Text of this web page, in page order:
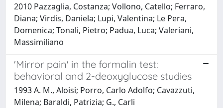
2010 Pazzaglia, Costanza; Vollono, Catello; Ferraro,
Diana; Virdis, Daniela; Lupi, Valentina; Le Pera,
Domenica; Tonali, Pietro; Padua, Luca; Valeriani,
Massimiliano
'Mirror pain' in the formalin test:
behavioral and 2-deoxyglucose studies
1993 A. M., Aloisi; Porro, Carlo Adolfo; Cavazzuti,
Milena; Baraldi, Patrizia; G., Carli